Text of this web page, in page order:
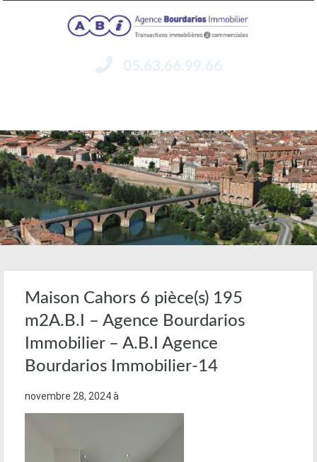
05.63.66.99.66
Maison Cahors 6 pièce(s) 195
m2A.B.I – Agence Bourdarios
Immobilier – A.B.I Agence
Bourdarios Immobilier-14
novembre 28, 2024à